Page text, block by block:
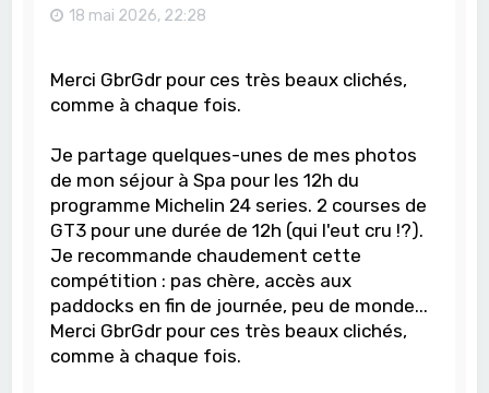
18 mai 2026, 22:28
Merci GbrGdr pour ces très beaux clichés,
comme à chaque fois.
Je partage quelques-unes de mes photos
de mon séjour à Spa pour les 12h du
programme Michelin 24 series. 2 courses de
GT3 pour une durée de 12h (qui l'eut cru !?).
Je recommande chaudement cette
compétition : pas chère, accès aux
paddocks en fin de journée, peu de monde...
Merci GbrGdr pour ces très beaux clichés,
comme à chaque fois.